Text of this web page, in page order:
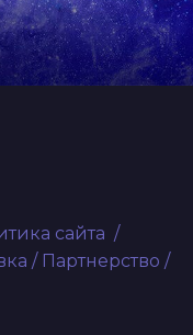
сайта /
/ Партнерство /